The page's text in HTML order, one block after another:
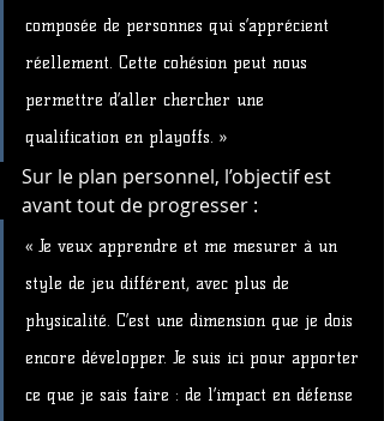
composée de personnes qui s’apprécient
réellement. Cette cohésion peut nous
permettre d’aller chercher une
qualification en playoffs. »
Sur le plan personnel, l’objectif est
avant tout de progresser :
« Je veux apprendre et me mesurer à un
style de jeu différent, avec plus de
physicalité. C’est une dimension que je dois
encore développer. Je suis ici pour apporter
ce que je sais faire : de l’impact en défense